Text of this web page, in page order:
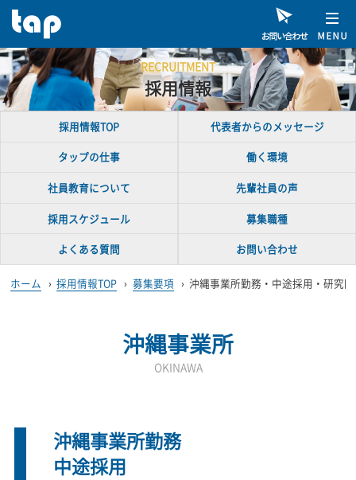
RECRUITMENT
採用情報
採用情報TOP 代表者からのメッセージ
タップの仕事 働く環境
社員教育について 先輩社員の声
採用スケジュール 募集職種
よくある質問 お問い合わせ
ホーム › 採用情報TOP › 募集要項 › 沖縄事業所勤務・中途採用・研究
沖縄事業所
OKINAWA
沖縄事業所勤務
中途採用